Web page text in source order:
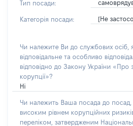
Тип посади:
Категорія посади: [Не
Чи належите Ви до службових осіб,
відповідальне та особливо
відповідно до Закону України «Про
корупції»?
Ні
Чи належить Ваша посада до посад,
високим рівнем корупційних
переліком, затвердженим